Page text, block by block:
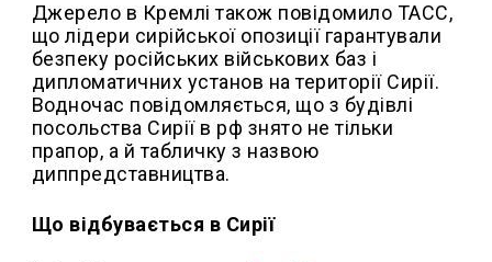
Джерело в Кремлі також повідомило ТАСС,
що лідери сирійської опозиції гарантували
безпеку російських військових баз і
дипломатичних установ на території Сирії.
Водночас повідомляється, що з будівлі
посольства Сирії в рф знято не тільки
прапор, а й табличку з назвою
диппредставництва.
Що відбувається в Сирії